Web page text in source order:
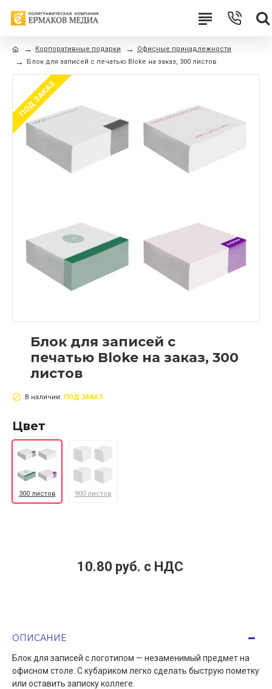
Корпоративные подарки
Офисные принадлежности
Блок для записей с печатью Bloke на заказ, 300 листов
ПОД ЗАКАЗ
Блок для записей с
печатью Bloke на заказ, 300
листов
В наличии: ПОД ЗАКАЗ
Цвет
300 листов 900 листов
10.80 руб. c НДС
ОПИСАНИЕ
Блок для записей с логотипом — незаменимый предмет на
офисном столе. С кубариком легко сделать быструю пометку
или оставить записку коллеге.